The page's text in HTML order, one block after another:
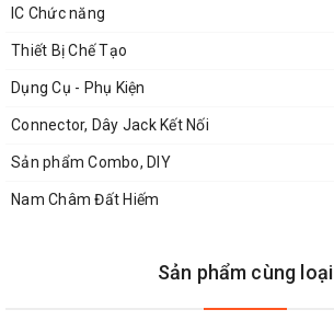
IC Chức năng
Thiết Bị Chế Tạo
Dụng Cụ - Phụ Kiện
Connector, Dây Jack Kết Nối
Sản phẩm Combo, DIY
Nam Châm Đất Hiếm
Sản phẩm cùng loại